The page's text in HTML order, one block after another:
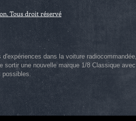
Tous droit réservé
dans la voiture radiocommandée,
sortir une nouvelle marque 1/8 Classique
possibles.